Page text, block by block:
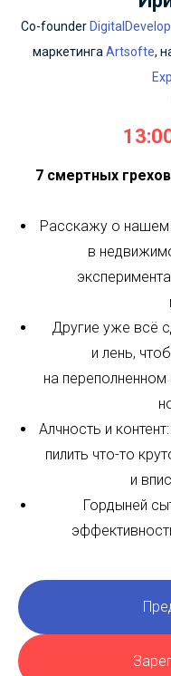
Co-founder
маркетинга Artsofte,
7 смертных
Расскажу о нашем
в
Другие уже всё
и лень,
на
Алчность и
пилить что-то
и
Гордыней